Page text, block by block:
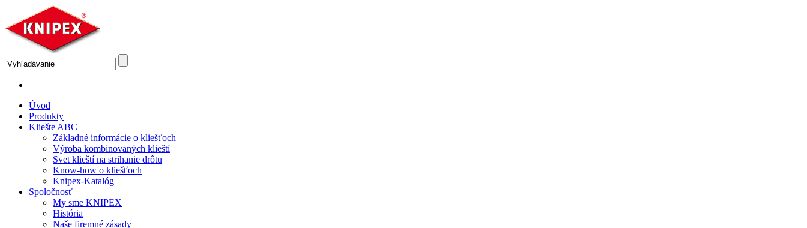
Úvod
Produkty
Kliešte ABC
Základné informácie o kliešťoch
Výroba kombinovaných klieští
Svet klieští na strihanie drôtu
Know-how o kliešťoch
Knipex-Katalóg
Spoločnosť
My sme KNIPEX
História
Naše firemné zásady